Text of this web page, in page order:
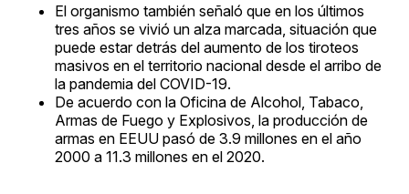
El organismo también señaló que en los últimos
tres años se vivió un alza marcada, situación que
puede estar detrás del aumento de los tiroteos
masivos en el territorio nacional desde el arribo de
la pandemia del COVID-19.
De acuerdo con la Oficina de Alcohol, Tabaco,
Armas de Fuego y Explosivos, la producción de
armas en EEUU pasó de 3.9 millones en el año
2000 a 11.3 millones en el 2020.